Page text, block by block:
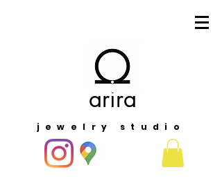
arira
jewelry studio